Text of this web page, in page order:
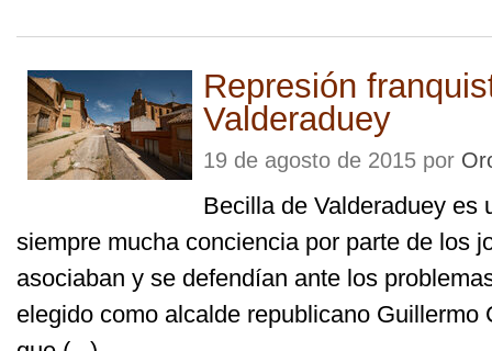
Represión
Valderaduey
19 de agosto de 2015 por
Becilla de Valderaduey es
siempre mucha conciencia por parte de los
asociaban y se defendían ante los
elegido como alcalde republicano Guillermo